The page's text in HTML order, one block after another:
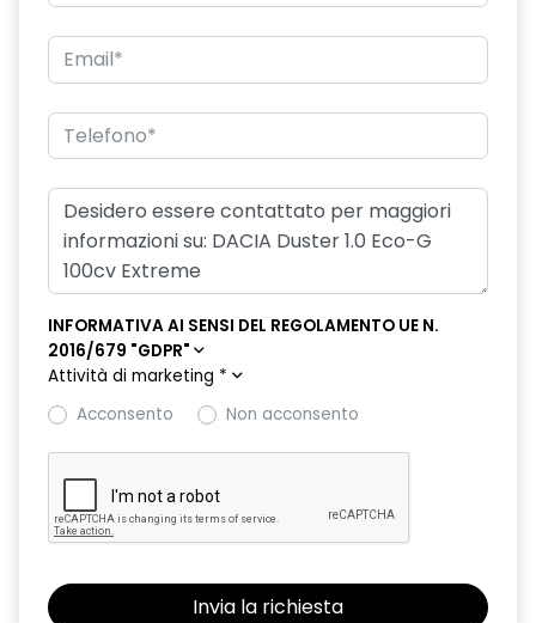
INFORMATIVA AI SENSI DEL REGOLAMENTO UE N.
2016/679 "GDPR"
Attività di marketing *
Acconsento
Non acconsento